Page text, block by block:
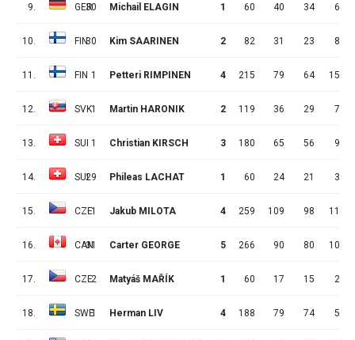
9. GER
30 Michail ELAGIN 1 60 40 34 6
10. FIN30 Kim SAARINEN 2 82 31 23 8
11. FIN 1 Petteri RIMPINEN 4 215 79 64 15
12. SVK1 Martin HARONIK 2 119 36 29 7
13. SUI 1 Christian KIRSCH 3 180 65 56 9
14. SUI29 Phileas LACHAT 1 60 24 21 3
15. CZE1 Jakub MILOTA 4 259 109 98 11
16. CAN
31 Carter GEORGE 5 266 90 80 10
17. CZE2 Matyáš MAŘÍK 1 60 17 15 2
18. SWE1 Herman LIV 4 188 79 74 5